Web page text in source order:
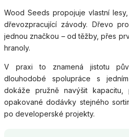
Wood Seeds propojuje vlastní
dřevozpracující závody. Dřevo
jednou značkou – od těžby, přes
hranoly.
V praxi to znamená jistotu
dlouhodobé spolupráce s
dokáže pružně navýšit
opakované dodávky stejného
po developerské projekty.